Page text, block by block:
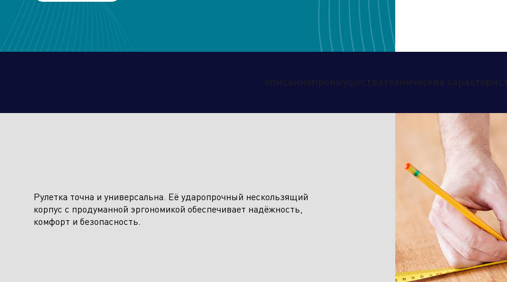
Алюминиевые, биметаллические и
Климатическое оборудование и
бытовая техника
Отправить заявку
описание преимущества технические
Рулетка точна и универсальна. Её ударопрочный нескользящий
корпус с продуманной эргономикой обеспечивает надёжность,
комфорт и безопасность.